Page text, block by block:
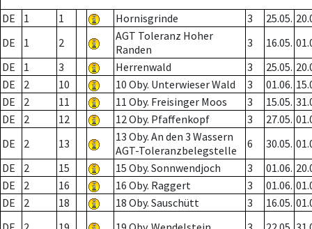
DE 1 1 Hornisgrinde 3 25.05.
DE
1 2
AGT Toleranz Hoher
Randen
3 16.05.
DE
1 3 Herrenwald 3 25.05.
DE
2 10 10 Oby. Unterwieser Wald 3 01.06.
DE
2 11 11 Oby. Freisinger Moos 3 15.05.
DE
2 12 12 Oby. Pfaffenkopf 3 27.05.
DE
2 13
13 Oby. An den 3 Wassern
AGT-Toleranzbelegstelle
6 30.05.
DE
2 15 15 Oby. Sonnwendjoch 3 01.06.
DE
2 16 16 Oby. Raggert 3 01.06.
DE
2 18 18 Oby. Sauschütt 3 16.05.